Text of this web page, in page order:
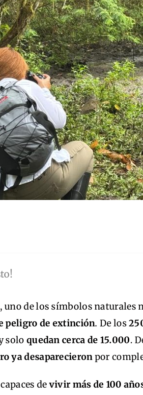
, uno de los símbolos naturales
peligro de extinción. De los
solo quedan cerca de 15.000.
ya desaparecieron por
de vivir más de 100